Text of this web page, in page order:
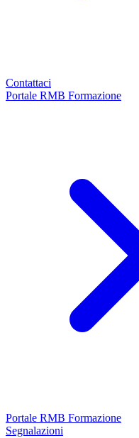
Contattaci
Portale RMB Formazione
Portale RMB Formazione
Segnalazioni